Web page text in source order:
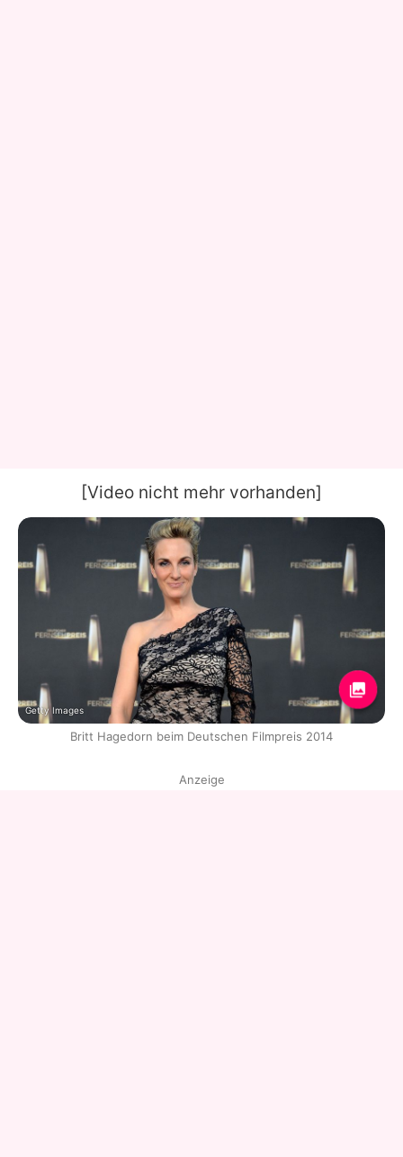
[Video nicht mehr vorhanden]
Getty Images
Britt Hagedorn beim Deutschen Filmpreis 2014
Anzeige